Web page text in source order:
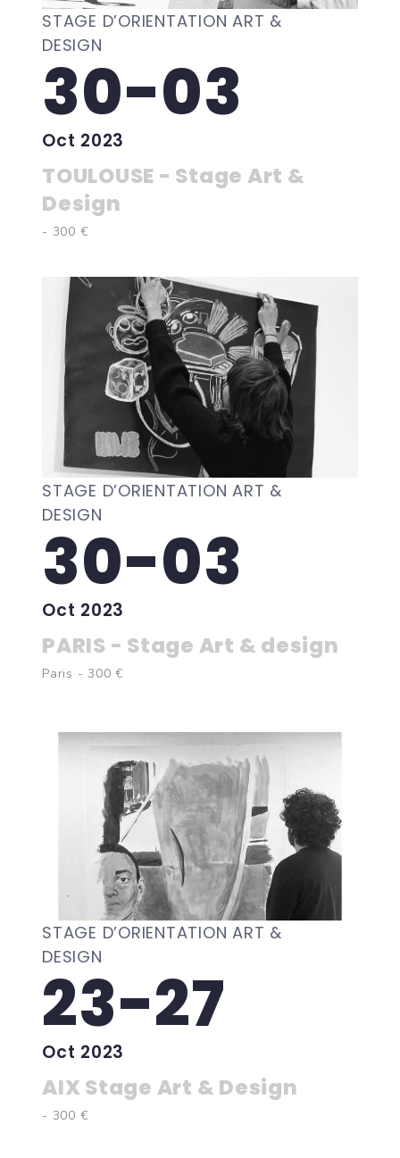
STAGE D’ORIENTATION ART &
DESIGN
30-03
Oct 2023
TOULOUSE - Stage Art &
Design
- 300 €
STAGE D’ORIENTATION ART &
DESIGN
30-03
Oct 2023
PARIS - Stage Art & design
Paris - 300 €
STAGE D’ORIENTATION ART &
DESIGN
23-27
Oct 2023
AIX Stage Art & Design
- 300 €